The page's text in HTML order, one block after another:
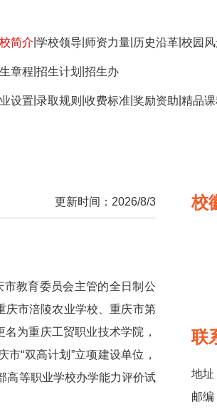
简介 |学校领导 师资力量 历史沿革 |校园
章程 |招生计划 |招生办
设置 |录取规则 |收费标准 |奖励资助 精品
更新时间：2026/8/3
教育委员会主管的全日制公
庆市涪陵农业学校、重庆市第
为重庆工贸职业技术学院，
“双高计划”立项建设单位，
高等职业学校办学能力评价试
校
联
地址
邮编